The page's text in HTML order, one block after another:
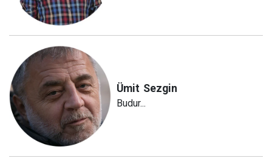
Ümit Sezgin
Budur...